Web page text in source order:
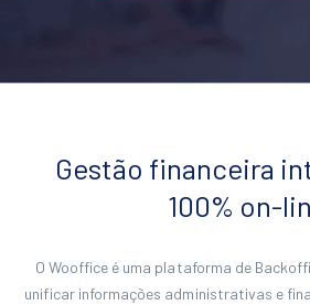
Gestão financeira
100% on-
O Wooffice é uma plataforma de
unificar informações administrativas e